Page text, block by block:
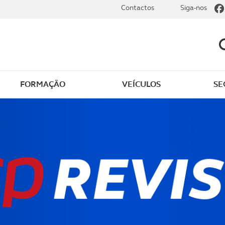
FORMAÇÃO VEÍCULOS
Contactos Siga-nos